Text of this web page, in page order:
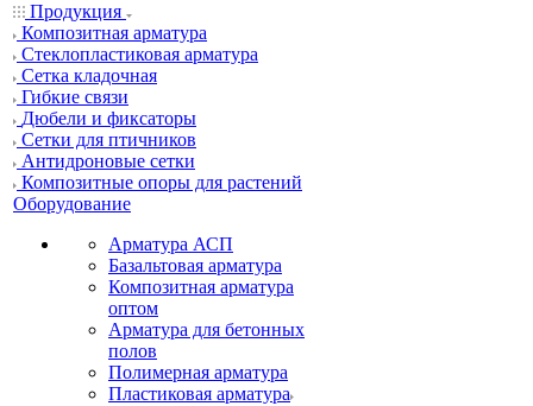
Продукция
Композитная арматура
Cтеклопластиковая арматура
Сетка кладочная
Гибкие связи
Дюбели и фиксаторы
Сетки для птичников
Антидроновые сетки
Композитные опоры для растений
Оборудование
Арматура АСП
Базальтовая арматура
Композитная арматура
оптом
Арматура для бетонных
полов
Полимерная арматура
Пластиковая арматура